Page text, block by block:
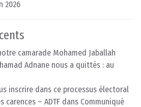
2026
camarade Mohamed Jaballah
Adnane nous a quittés : au
inscrire dans ce processus électoral
carences – ADTF dans Communiqué